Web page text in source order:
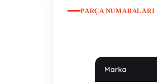
PARÇA NUMARALARI
Marka